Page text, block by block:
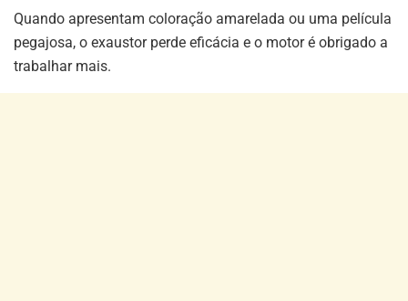
Quando apresentam coloração amarelada ou uma película
pegajosa, o exaustor perde eficácia e o motor é obrigado a
trabalhar mais.